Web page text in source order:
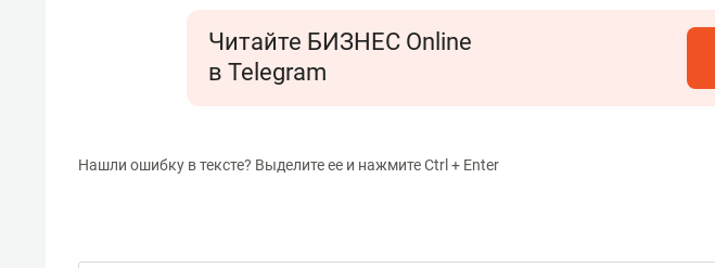
Читайте БИЗНЕС Online
в Telegram
Нашли ошибку в тексте? Выделите ее и нажмите Ctrl + Enter